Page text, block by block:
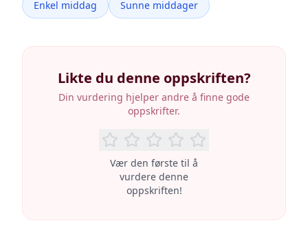
Enkel middag
Sunne middager
Likte du denne oppskriften?
Din vurdering hjelper andre å finne gode
oppskrifter.
Vær den første til å
vurdere denne
oppskriften!